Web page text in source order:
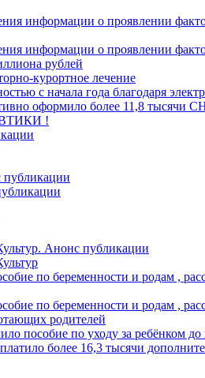
информации о проявлении
информации о проявлении
рублей
лечение
с начала года благодаря
оформило более 11,8
!
публикации
Анонс публикации
по беременности и родам ,
по беременности и родам ,
родителей
пособие по уходу за ребёнком
более 16,3 тысячи